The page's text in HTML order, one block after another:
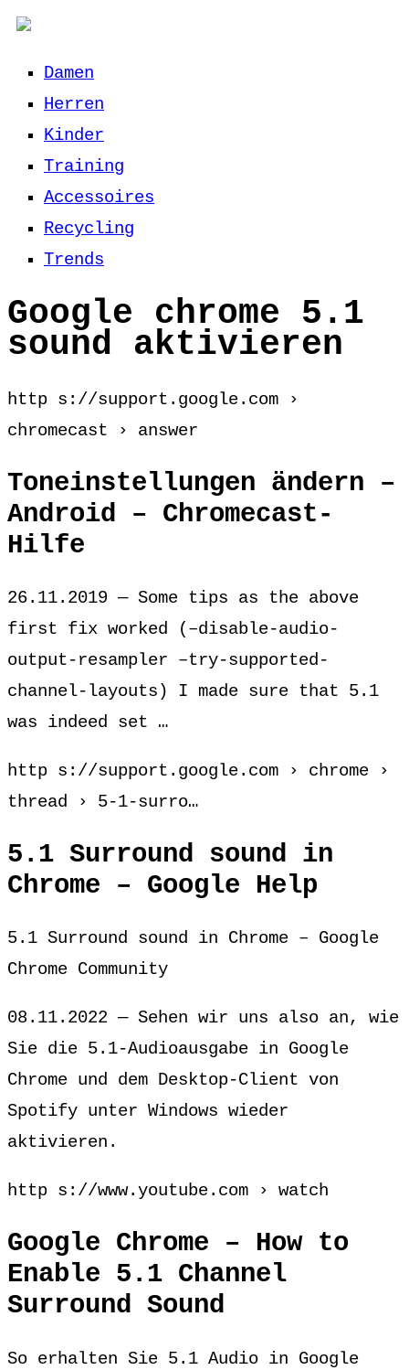
Damen
Herren
Kinder
Training
Accessoires
Recycling
Trends
Google chrome 5.1
sound aktivieren
http s://support.google.com ›
chromecast › answer
Toneinstellungen ändern –
Android – Chromecast-
Hilfe
26.11.2019 — Some tips as the above
first fix worked (–disable-audio-
output-resampler –try-supported-
channel-layouts) I made sure that 5.1
was indeed set …
http s://support.google.com › chrome ›
thread › 5-1-surro…
5.1 Surround sound in
Chrome – Google Help
5.1 Surround sound in Chrome – Google
Chrome Community
08.11.2022 — Sehen wir uns also an, wie
Sie die 5.1-Audioausgabe in Google
Chrome und dem Desktop-Client von
Spotify unter Windows wieder
aktivieren.
http s://www.youtube.com › watch
Google Chrome – How to
Enable 5.1 Channel
Surround Sound
So erhalten Sie 5.1 Audio in Google